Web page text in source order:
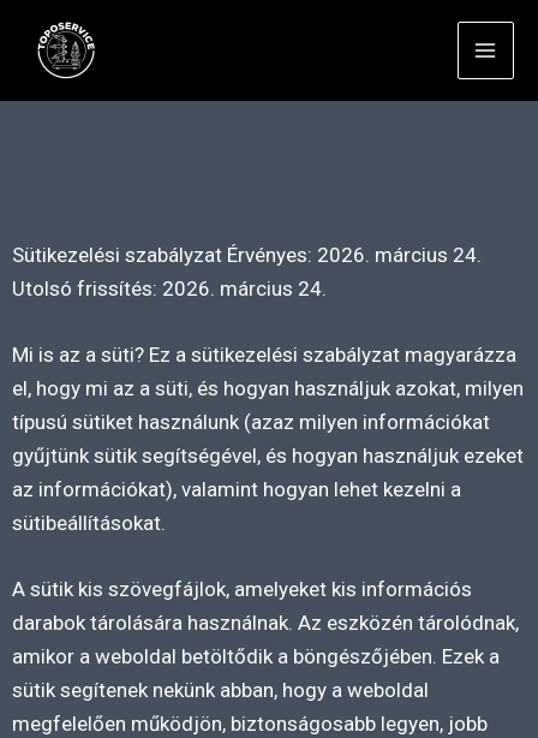
content
ookie tájékoztató
Sütikezelési szabályzat Érvényes: 2026. március 24.
Utolsó frissítés: 2026. március 24.
Mi is az a süti? Ez a sütikezelési szabályzat magyarázza
el, hogy mi az a süti, és hogyan használjuk azokat, milyen
típusú sütiket használunk (azaz milyen információkat
gyűjtünk sütik segítségével, és hogyan használjuk ezeket
az információkat), valamint hogyan lehet kezelni a
sütibeállításokat.
A sütik kis szövegfájlok, amelyeket kis információs
darabok tárolására használnak. Az eszközén tárolódnak,
amikor a weboldal betöltődik a böngészőjében. Ezek a
sütik segítenek nekünk abban, hogy a weboldal
megfelelően működjön, biztonságosabb legyen, jobb